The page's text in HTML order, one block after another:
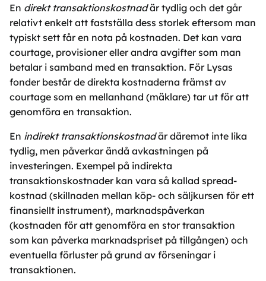
En direkt transaktionskostnadär tydlig och det går
relativt enkelt att fastställa dess storlek eftersom man
typiskt sett får en nota på kostnaden. Det kan vara
courtage, provisioner eller andra avgifter som man
betalar i samband med en transaktion. För Lysas
fonder består de direkta kostnaderna främst av
courtage som en mellanhand (mäklare) tar ut för att
genomföra en transaktion.
En indirekt transaktionskostnadär däremot inte lika
tydlig, men påverkar ändå avkastningen på
investeringen. Exempel på indirekta
transaktionskostnader kan vara så kallad spread-
kostnad (skillnaden mellan köp- och säljkursen för ett
finansiellt instrument), marknadspåverkan
(kostnaden för att genomföra en stor transaktion
som kan påverka marknadspriset på tillgången) och
eventuella förluster på grund av förseningar i
transaktionen.